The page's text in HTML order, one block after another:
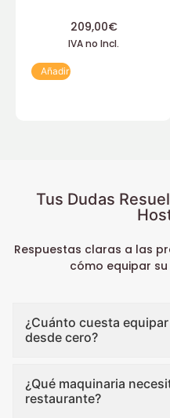
209,00€
IVA no Incl.
Añadir
Tus Dudas
Respuestas claras a las
cómo equipar
¿Cuánto cuesta
desde cero?
¿Qué maquinaria
restaurante?